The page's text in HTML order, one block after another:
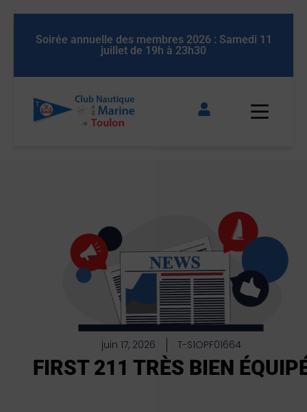
Soirée annuelle des membres 2026 : Samedi 11
juillet de 19h à 23h30
juin 17, 2026 T-S1OPF01664
FIRST 211 TRÈS BIEN